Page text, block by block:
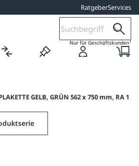
RatgeberServices
Nur für Geschäftskunden1
GELB, GRÜN 562 x 750 mm, RA 1